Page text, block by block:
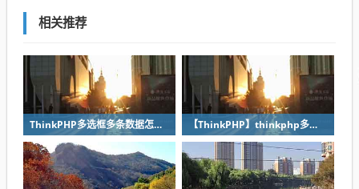
相关推荐
ThinkPHP多选框多条数据怎么post提交与数据库写入？ 【ThinkPHP】thinkphp多对多关系数据操作